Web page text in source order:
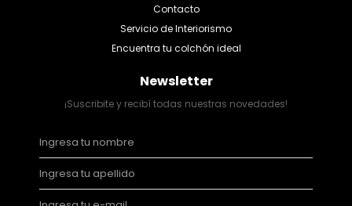
Contacto
Servicio de Interiorismo
Encuentra tu colchón ideal
Newsletter
¡Suscribite y recibí todas nuestras novedades!